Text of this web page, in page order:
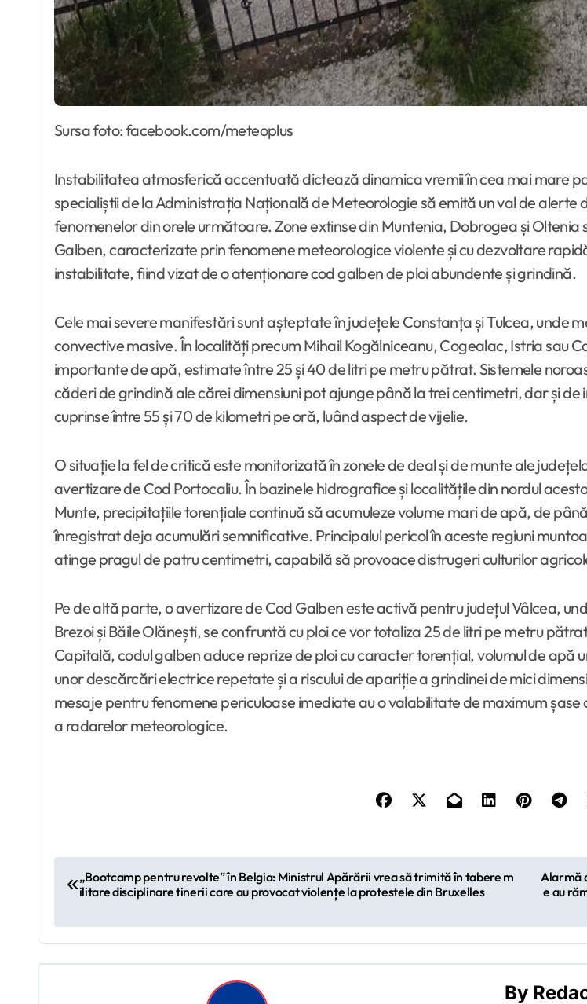
Sursa foto: facebook.com/meteoplus
Instabilitatea atmosferică accentuată dictează dinamica vremii în cea mai mare
specialiștii de la Administrația Națională de Meteorologie să emită un val de
fenomenelor din orele următoare. Zone extinse din Muntenia, Dobrogea și
Galben, caracterizate prin fenomene meteorologice violente și cu dezvoltare
instabilitate, fiind vizat de o atenționare cod galben de ploi abundente și grindină.
Cele mai severe manifestări sunt așteptate în județele Constanța și Tulcea, unde
convective masive. În localități precum Mihail Kogălniceanu, Cogealac, Istria sau
importante de apă, estimate între 25 și 40 de litri pe metru pătrat. Sistemele
căderi de grindină ale cărei dimensiuni pot ajunge până la trei centimetri, dar și
cuprinse între 55 și 70 de kilometri pe oră, luând aspect de vijelie.
O situație la fel de critică este monitorizată în zonele de deal și de munte ale
avertizare de Cod Portocaliu. În bazinele hidrografice și localitățile din nordul
Munte, precipitațiile torențiale continuă să acumuleze volume mari de apă, de
înregistrat deja acumulări semnificative. Principalul pericol în aceste regiuni
atinge pragul de patru centimetri, capabilă să provoace distrugeri culturilor
Pe de altă parte, o avertizare de Cod Galben este activă pentru județul Vâlcea,
Brezoi și Băile Olănești, se confruntă cu ploi ce vor totaliza 25 de litri pe metru
Capitală, codul galben aduce reprize de ploi cu caracter torențial, volumul de
unor descărcări electrice repetate și a riscului de apariție a grindinei de mici
mesaje pentru fenomene periculoase imediate au o valabilitate de maximum
a radarelor meteorologice.
N
v
i
„Bootcamp pentru revolte” în Belgia: Ministrul Apărării vrea să trimită în tabere m
ilitare disciplinare tinerii care au provocat violențe la protestele din Bruxelles
Alarmă
e au
By